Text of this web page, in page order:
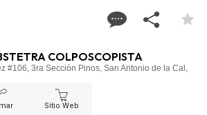
COLPOSCOPISTA
#106, 3ra Sección Pinos, San Antonio de la Cal,
Sitio Web